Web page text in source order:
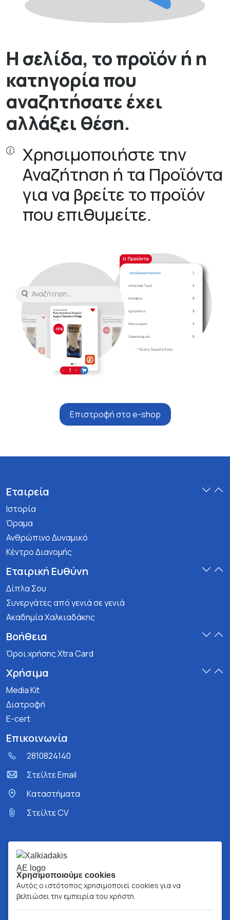
Η σελίδα, το προϊόν ή η
κατηγορία που
αναζητήσατε έχει
αλλάξει θέση.
Χρησιμοποιήστε την
Αναζήτηση ή τα Προϊόντα
για να βρείτε το προϊόν
που επιθυμείτε.
Επιστροφή στο e-shop
Εταιρεία
Ιστορία
Όραμα
Ανθρώπινο Δυναμικό
Κέντρο Διανομής
Εταιρική Ευθύνη
Δίπλα Σου
Συνεργάτες από γενιά σε γενιά
Ακαδημία Χαλκιαδάκης
Βοήθεια
Όροι χρήσης Xtra Card
Χρήσιμα
Media Kit
Διατροφή
E-cert
Επικοινωνία
2810824140
Στείλτε Email
Kαταστήματα
Στείλτε CV
Χρησιμοποιούμε cookies
Αυτός ο ιστότοπος χρησιμοποιεί cookies για να
βελτιώσει την εμπειρία του χρήστη.